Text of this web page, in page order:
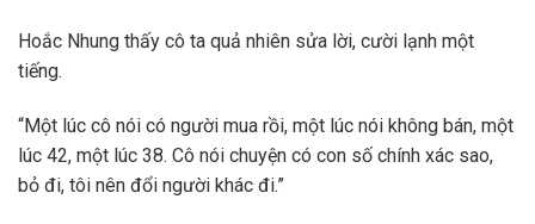
Hoắc Nhung thấy cô ta quả nhiên sửa lời, cười lạnh một
tiếng.
“Một lúc cô nói có người mua rồi, một lúc nói không bán, một
lúc 42, một lúc 38. Cô nói chuyện có con số chính xác sao,
bỏ đi, tôi nên đổi người khác đi.”